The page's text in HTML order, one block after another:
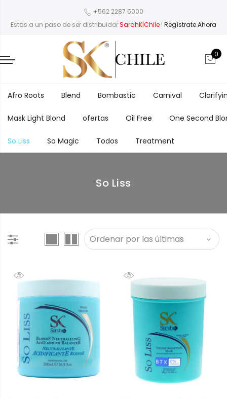
+562 2287 5000
Estas a un paso de ser distribuidorSarahK|Chile ! Regístrate Ahora
0
Afro Roots Blend Bombastic Carnival
Mask Light Blond ofertas Oil Free One Second
So Liss So Magic Todos Treatment
So Liss